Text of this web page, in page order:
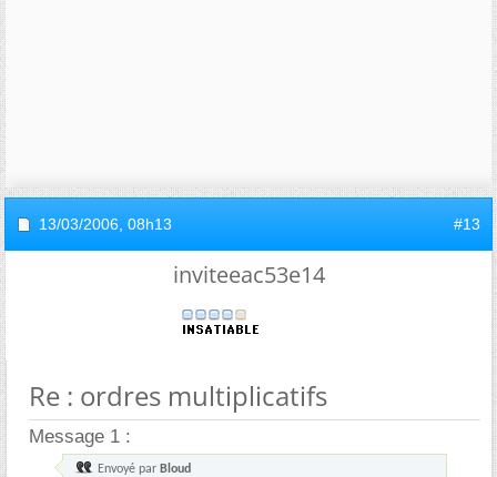
13/03/2006, 08h13 #13
inviteeac53e14
Re : ordres multiplicatifs
Message 1 :
Envoyé par Bloud